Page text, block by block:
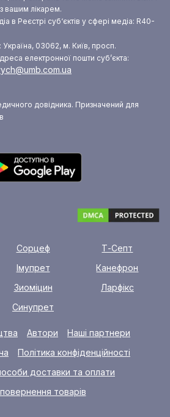
вашим лікарем.
в Реєстрі суб‘єктів у сфері медіа: R40-
03062, м. Київ, просп.
електронної пошти суб’єкта:
довідника. Призначений для
Сорцеф
Т-Септ
Імупрет
Канефрон
Зиоміцин
Ларфікс
Синупрет
Автори
Наші партнери
Політика конфіденційності
доставки та оплати
товарів